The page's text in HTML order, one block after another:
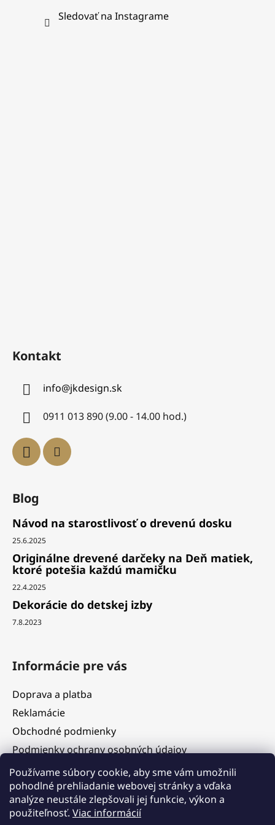
Používame súbory cookie, aby sme vám umožnili
pohodlné prehliadanie webovej stránky a vďaka
analýze neustále zlepšovali jej funkcie, výkon a
použiteľnosť. Viac informácií
Sledovať na Instagrame
Kontakt
info@jkdesign.sk
0911 013 890 (9.00 - 14.00 hod.)
Blog
Návod na starostlivosť o drevenú dosku
25.6.2025
Originálne drevené darčeky na Deň matiek,
ktoré potešia každú mamičku
22.4.2025
Dekorácie do detskej izby
7.8.2023
Informácie pre vás
Doprava a platba
Reklamácie
Obchodné podmienky
Podmienky ochrany osobných údajov
Služby
Hodnotenie obchodu
Blog